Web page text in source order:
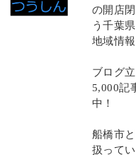
の開店
う千葉
地域情報
ブログ
5,000記
中！
船橋市
扱ってい